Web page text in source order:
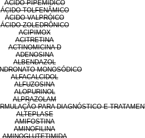
ÁCIDO PIPEMÍDICO
ÁCIDO TOLFENÂMICO
ÁCIDO VALPRÓICO
ÁCIDO ZOLEDRÔNICO
ACIPIMOX
ACITRETINA
ACTINOMICINA D
ADENOSINA
ALBENDAZOL
MONOSÓDICO
ALFACALCIDOL
ALFUZOSINA
ALOPURINOL
ALPRAZOLAM
PARA DIAGNÓSTICO E
ALTEPLASE
AMIFOSTINA
AMINOFILINA
AMINOGLUTETIMIDA